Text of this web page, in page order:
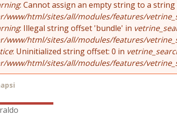
: Cannot assign an empty string to a
www/html/sites/all/modules/features/
: Illegal string offset 'bundle' in
www/html/sites/all/modules/features/
: Uninitialized string offset: 0 in
www/html/sites/all/modules/features/